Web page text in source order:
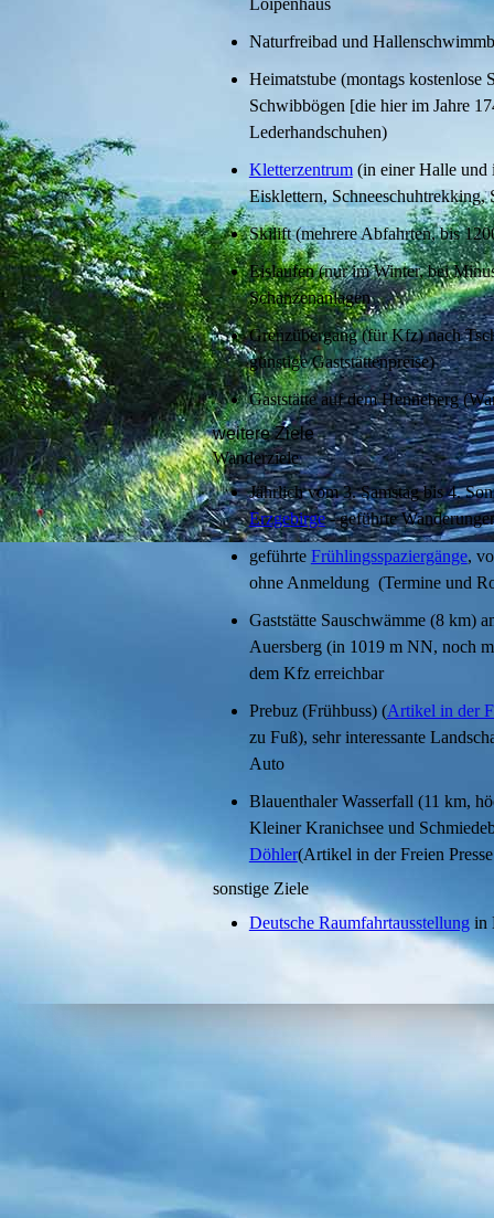
Loipenhaus
Naturfreibad und
Heimatstube (montags kostenlose
Schwibbögen [die hier im Jahre
Lederhandschuhen)
Kletterzentrum(in einer Halle und
Eisklettern, Schneeschuhtrekking,
Skilift (mehrere Abfahrten, bis
Eislaufen (nur im Winter, bei
Schanzenanlagen
Grenzübergang (für Kfz) nach
günstige Gaststättenpreise)
Gaststätte auf dem Henneberg
weitere Ziele
Wanderziele
Jährlich vom 3. Samstag bis 4.
Erzgebirge- geführte
geführte Frühlingsspaziergänge,
ohne Anmeldung (Termine und
Gaststätte Sauschwämme (8 km)
Auersberg (in 1019 m NN, noch
dem Kfz erreichbar
Prebuz (Frühbuss) (Artikel in der
zu Fuß), sehr interessante
Auto
Blauenthaler Wasserfall (11 km,
Kleiner Kranichsee und
Döhler(Artikel in der Freien
sonstige Ziele
Deutsche Raumfahrtausstellungin